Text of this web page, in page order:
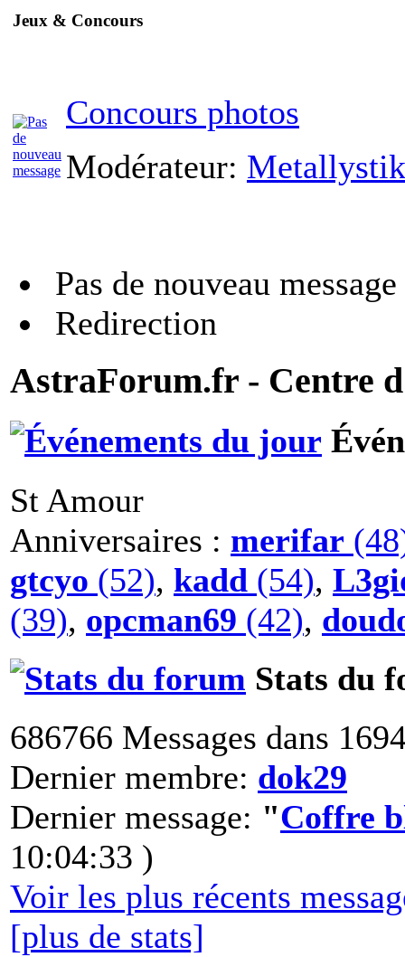
Jeux & Concours
Concours photos
Modérateur:
Pas de nouveau message
Redirection
AstraForum.fr - Centre
St Amour
Anniversaires : merifar
gtcyo (52), kadd (54),
(39), opcman69 (42),
Stats du
686766 Messages dans
Dernier membre: dok29
Dernier message: "Coffre
10:04:33 )
Voir les plus récents
[plus de stats]